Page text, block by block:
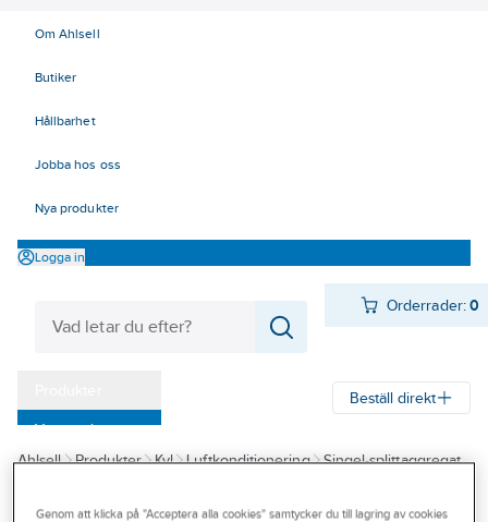
Om Ahlsell
Butiker
Hållbarhet
Jobba hos oss
Nya produkter
Logga in
Orderrader:0
Varumärken
Kampanjer
Outlet
Beställ direkt
Ahlsell Produkter Kyl Luftkonditionering
Singel-splittaggregat
Genom att klicka på "Acceptera alla cookies" samtycker du till lagring av cookies